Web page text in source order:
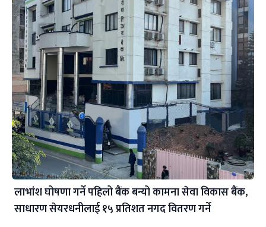
लाभांश घोषणा गर्ने पहिलो बैंक बन्यो कामना सेवा विकास बैंक,
साधारण सेयरधनीलाई १५ प्रतिशत नगद वितरण गर्ने